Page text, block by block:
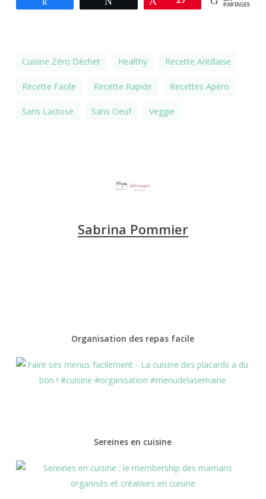
PARTAGES
Cuisine Zéro Déchet Healthy Recette Antillaise
Recette Facile Recette Rapide Recettes Apéro
Sans Lactose Sans Oeuf Veggie
Sabrina Pommier
Organisation des repas facile
Sereines en cuisine